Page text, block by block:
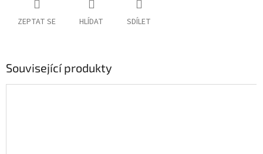
ZEPTAT SE HLÍDAT SDÍLET
Související produkty